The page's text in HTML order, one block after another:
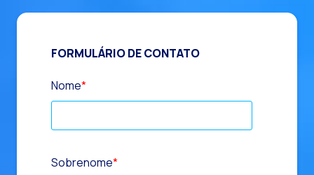
FORMULÁRIO DE CONTATO
Nome*
Sobrenome*